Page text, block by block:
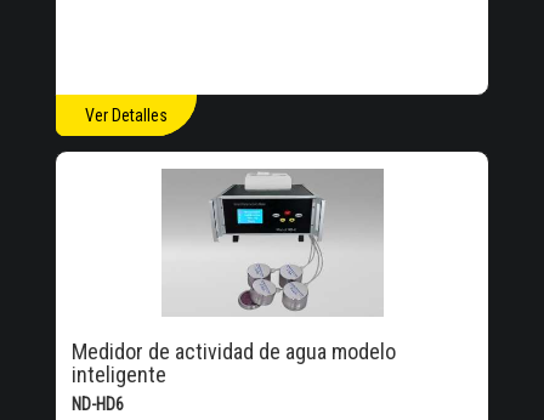
Ver Detalles
Medidor de actividad de agua modelo
inteligente
ND-HD6